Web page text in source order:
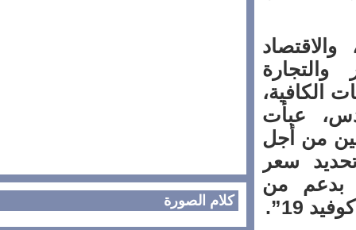
الكافية،
عبأت
من أجل
سعر
بدعم من
كلام الصورة